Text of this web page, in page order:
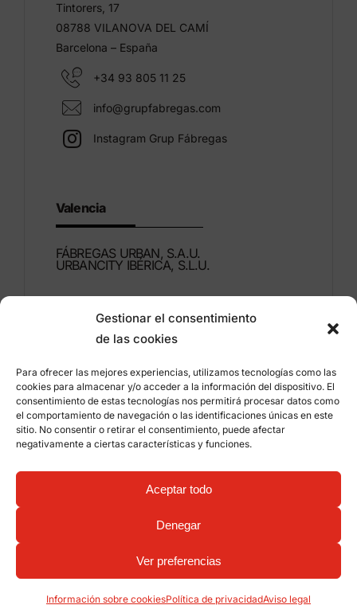
Gestionar el consentimiento
de las cookies
Para ofrecer las mejores experiencias, utilizamos tecnologías como las
cookies para almacenar y/o acceder a la información del dispositivo. El
consentimiento de estas tecnologías nos permitirá procesar datos como
el comportamiento de navegación o las identificaciones únicas en este
sitio. No consentir o retirar el consentimiento, puede afectar
negativamente a ciertas características y funciones.
Aceptar todo
Denegar
Ver preferencias
Información sobre cookiesPolítica de privacidadAviso legal
Tintorers, 17
08788 VILANOVA DEL CAMÍ
Barcelona – España
+34 93 805 11 25
info@grupfabregas.com
Instagram Grup Fábregas
Valencia
FÁBREGAS URBAN, S.A.U.
URBANCITY IBÉRICA, S.L.U.
46960 ALDAIA
Valencia – España
+34 96 151 53 44
info@grupfabregas.com
Grup Fábregas
Acceso distribuidores
Aviso legal
Política de privacidad
Información sobre cookies
mobiliario urbano ECO Friendly –
qualitystudio